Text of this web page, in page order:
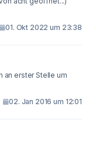
01. Okt 2022 um 23:38
an erster Stelle um
02. Jan 2016 um 12:01